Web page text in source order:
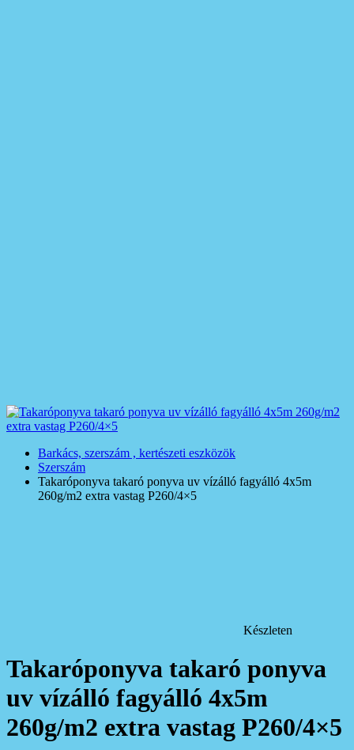
Barkács, szerszám , kertészeti eszközök
Szerszám
Takaróponyva takaró ponyva uv vízálló fagyálló 4x5m
260g/m2 extra vastag P260/4×5
Készleten
Takaróponyva takaró ponyva
uv vízálló fagyálló 4x5m
260g/m2 extra vastag P260/4×5